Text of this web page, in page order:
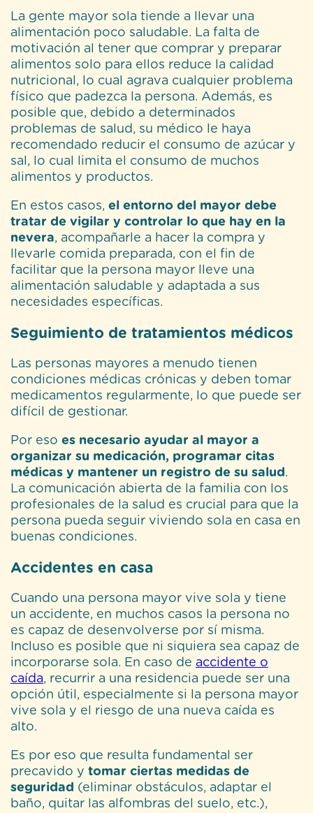
La gente mayor sola tiende a llevar una
alimentación poco saludable. La falta de
motivación al tener que comprar y preparar
alimentos solo para ellos reduce la calidad
nutricional, lo cual agrava cualquier problema
físico que padezca la persona. Además, es
posible que, debido a determinados
problemas de salud, su médico le haya
recomendado reducir el consumo de azúcar y
sal, lo cual limita el consumo de muchos
alimentos y productos.
En estos casos, el entorno del mayor debe
tratar de vigilar y controlar lo que hay en la
nevera, acompañarle a hacer la compra y
llevarle comida preparada, con el fin de
facilitar que la persona mayor lleve una
alimentación saludable y adaptada a sus
necesidades específicas.
Seguimiento de tratamientos médicos
Las personas mayores a menudo tienen
condiciones médicas crónicas y deben tomar
medicamentos regularmente, lo que puede ser
difícil de gestionar.
Por eso es necesario ayudar al mayor a
organizar su medicación, programar citas
médicas y mantener un registro de su salud.
La comunicación abierta de la familia con los
profesionales de la salud es crucial para que la
persona pueda seguir viviendo sola en casa en
buenas condiciones.
Accidentes en casa
Cuando una persona mayor vive sola y tiene
un accidente, en muchos casos la persona no
es capaz de desenvolverse por sí misma.
Incluso es posible que ni siquiera sea capaz de
incorporarse sola. En caso de accidente o
caída, recurrir a una residencia puede ser una
opción útil, especialmente si la persona mayor
vive sola y el riesgo de una nueva caída es
alto.
Es por eso que resulta fundamental ser
precavido y tomar ciertas medidas de
seguridad (eliminar obstáculos, adaptar el
baño, quitar las alfombras del suelo, etc.),